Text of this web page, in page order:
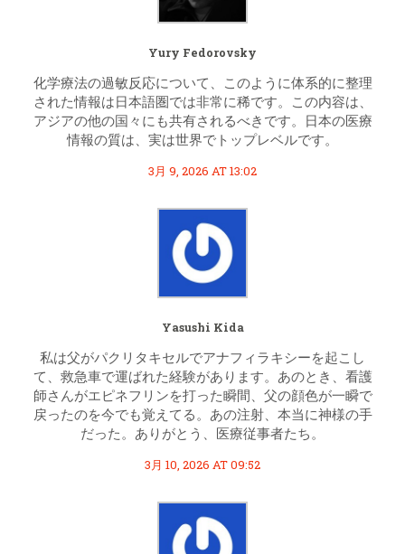
Yury Fedorovsky
化学療法の過敏反応について、このように体系的に整理
された情報は日本語圏では非常に稀です。この内容は、
アジアの他の国々にも共有されるべきです。日本の医療
情報の質は、実は世界でトップレベルです。
3月 9, 2026 AT 13:02
Yasushi Kida
私は父がパクリタキセルでアナフィラキシーを起こし
て、救急車で運ばれた経験があります。あのとき、看護
師さんがエピネフリンを打った瞬間、父の顔色が一瞬で
戻ったのを今でも覚えてる。あの注射、本当に神様の手
だった。ありがとう、医療従事者たち。
3月 10, 2026 AT 09:52